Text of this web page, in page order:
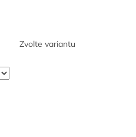
Zvolte variantu